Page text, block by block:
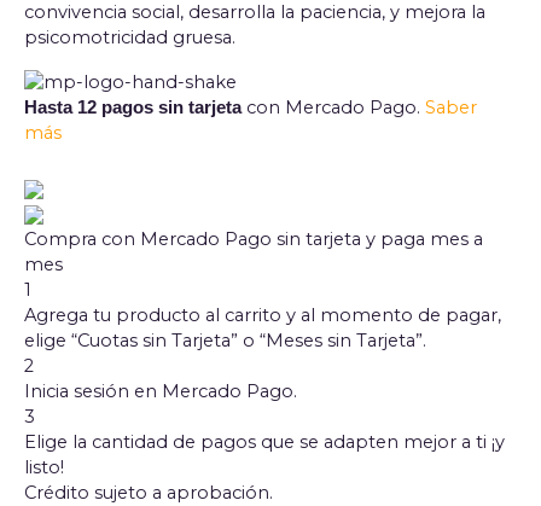
convivencia social, desarrolla la paciencia, y mejora la
psicomotricidad gruesa.
Hasta 12 pagos sin tarjetacon Mercado Pago. Saber
más
Compra con Mercado Pago sin tarjeta y paga mes a
mes
1
Agrega tu producto al carrito y al momento de pagar,
elige “Cuotas sin Tarjeta” o “Meses sin Tarjeta”.
2
Inicia sesión en Mercado Pago.
3
Elige la cantidad de pagos que se adapten mejor a ti ¡y
listo!
Crédito sujeto a aprobación.